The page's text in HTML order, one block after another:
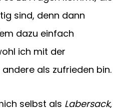
sind, denn dann
dazu einfach
ich mit der
als zufrieden bin.
selbst als Labersack,